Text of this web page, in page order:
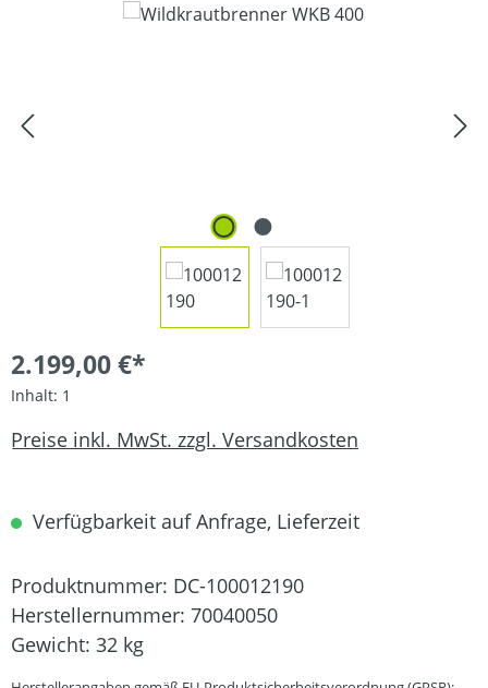
Bildergalerie überspringen
2.199,00 €*
Inhalt: 1
Preise inkl. MwSt. zzgl. Versandkosten
Verfügbarkeit auf Anfrage, Lieferzeit
Produktnummer: DC-100012190
Herstellernummer: 70040050
Gewicht: 32 kg